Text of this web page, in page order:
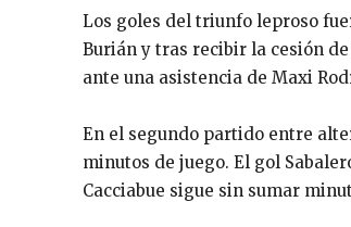
Los goles del triunfo leproso
Burián y tras recibir la cesión
ante una asistencia de Maxi
En el segundo partido entre
minutos de juego. El gol
Cacciabue sigue sin sumar